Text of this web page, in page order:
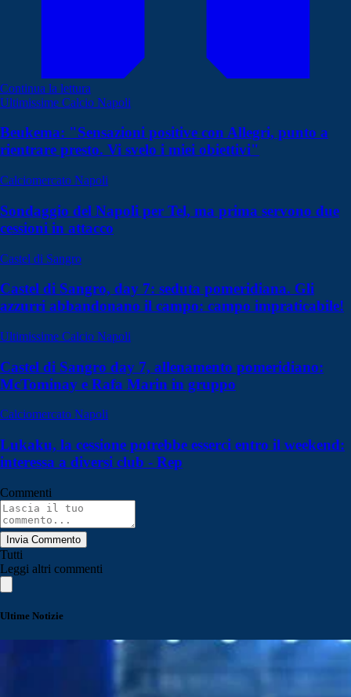
Continua la lettura
Ultimissime Calcio Napoli
Beukema: "Sensazioni positive con Allegri, punto a
rientrare presto. Vi svelo i miei obiettivi"
Calciomercato Napoli
Sondaggio del Napoli per Tel, ma prima servono due
cessioni in attacco
Castel di Sangro
Castel di Sangro, day 7: seduta pomeridiana. Gli
azzurri abbandonano il campo: campo impraticabile!
Ultimissime Calcio Napoli
Castel di Sangro day 7, allenamento pomeridiano:
McTominay e Rafa Marin in gruppo
Calciomercato Napoli
Lukaku, la cessione potrebbe esserci entro il weekend:
interessa a diversi club - Rep
Commenti
Invia Commento
Tutti
Leggi altri commenti
Ultime Notizie